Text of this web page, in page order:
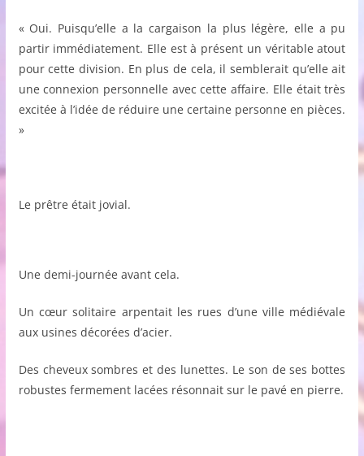
« Oui. Puisqu’elle a la cargaison la plus légère, elle a pu
partir immédiatement. Elle est à présent un véritable atout
pour cette division. En plus de cela, il semblerait qu’elle ait
une connexion personnelle avec cette affaire. Elle était très
excitée à l’idée de réduire une certaine personne en pièces.
»
Le prêtre était jovial.
Une demi-journée avant cela.
Un cœur solitaire arpentait les rues d’une ville médiévale
aux usines décorées d’acier.
Des cheveux sombres et des lunettes. Le son de ses bottes
robustes fermement lacées résonnait sur le pavé en pierre.